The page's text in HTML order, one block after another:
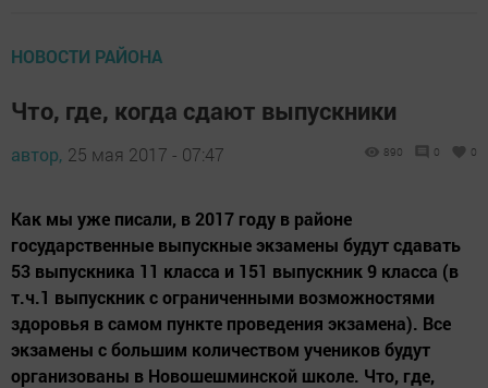
НОВОСТИ РАЙОНА
Что, где, когда сдают выпускники
автор, 25 мая 2017 - 07:47 890 0 0
Как мы уже писали, в 2017 году в районе
государственные выпускные экзамены будут сдавать
53 выпускника 11 класса и 151 выпускник 9 класса (в
т.ч.1 выпускник с ограниченными возможностями
здоровья в самом пункте проведения экзамена). Все
экзамены с большим количеством учеников будут
организованы в Новошешминской школе. Что, где,